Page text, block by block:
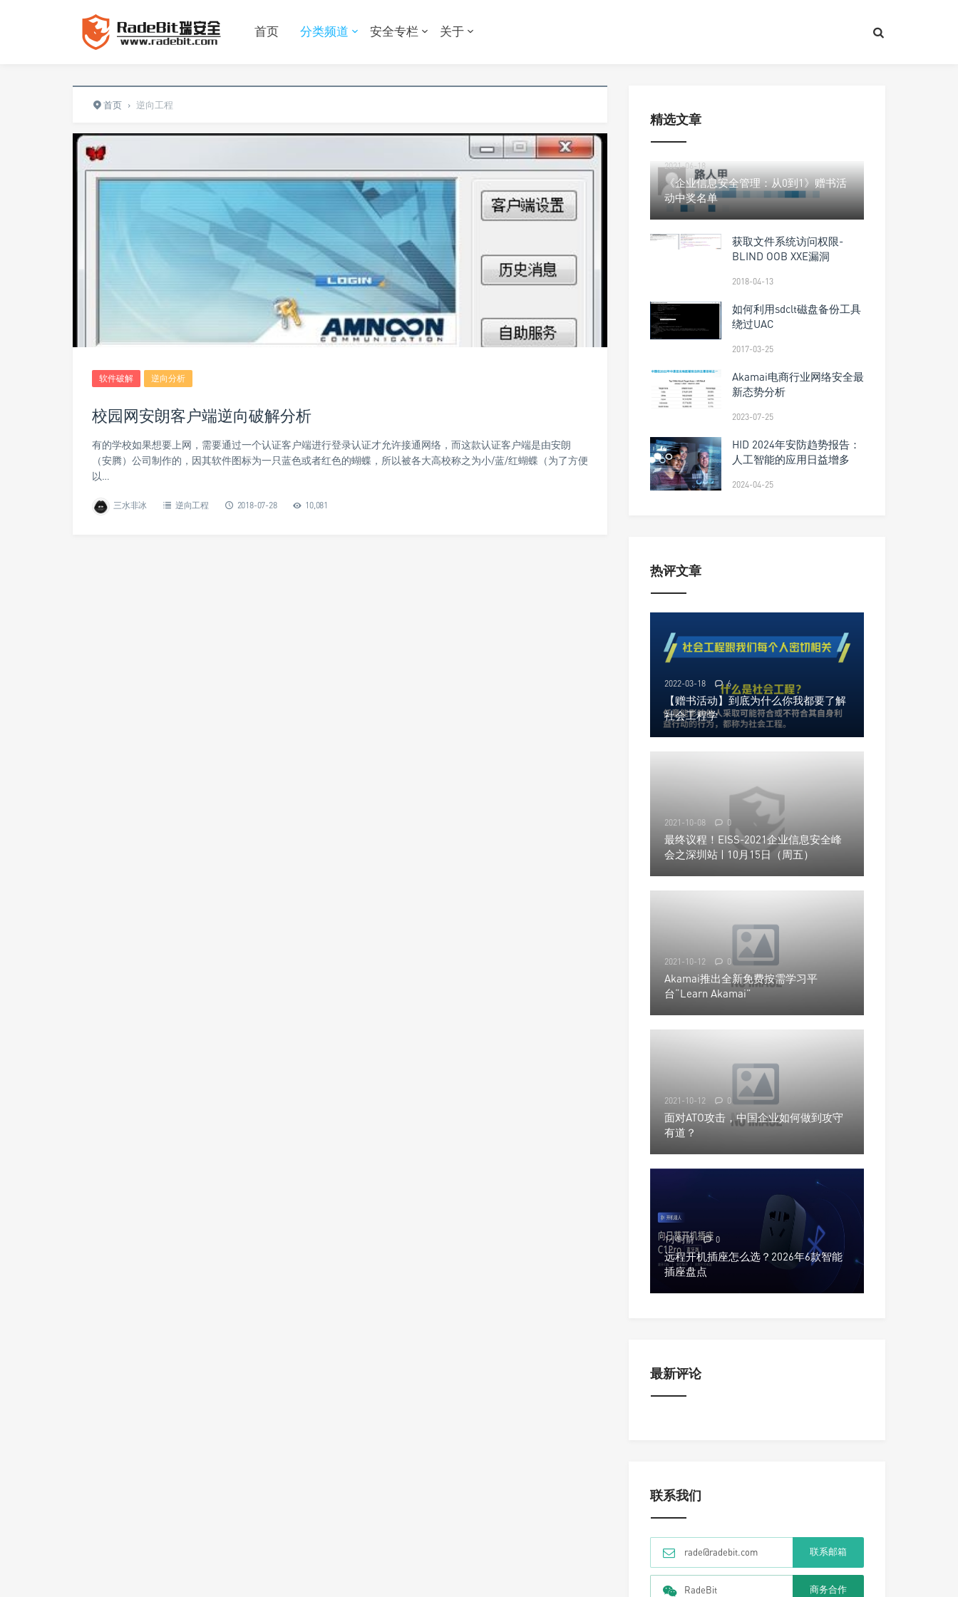
首页 分类频道 安全专栏 关于
首页 › 逆向工程
软件破解 逆向分析
校园网安朗客户端逆向破解分析
有的学校如果想要上网，需要通过一个认证客户端进行登录认证才允许接通网络，而这款认证客户端是由安朗
（安腾）公司制作的，因其软件图标为一只蓝色或者红色的蝴蝶，所以被各大高校称之为小/蓝/红蝴蝶（为了方便
以…
三水非冰 逆向工程 2018-07-28 10,081
精选文章
2021-06-18
《企业信息安全管理：从0到1》赠书活
动中奖名单
获取文件系统访问权限-
BLIND OOB XXE漏洞
2018-04-13
如何利用sdclt磁盘备份工具
绕过UAC
2017-03-25
Akamai电商行业网络安全最
新态势分析
2023-07-25
HID 2024年安防趋势报告：
人工智能的应用日益增多
2024-04-25
热评文章
2022-03-18 6
【赠书活动】到底为什么你我都要了解
社会工程学
2021-10-08 0
最终议程！EISS-2021企业信息安全峰
会之深圳站 | 10月15日（周五）
2021-10-12 0
Akamai推出全新免费按需学习平
台“Learn Akamai”
2021-10-12 0
面对ATO攻击，中国企业如何做到攻守
有道？
1小时前 0
远程开机插座怎么选？2026年6款智能
插座盘点
最新评论
联系我们
rade@radebit.com 联系邮箱
RadeBit 商务合作